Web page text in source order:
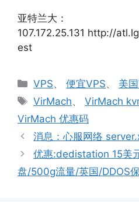
亚特兰大：
107.172.25.131 http://
est
分
类
VPS、便宜VPS、 美
标
签
VirMach、VirMach
VirMach 优惠码
消息：心服网络
优惠:dedistation 15美
盘/500g流量/英国/DDOS